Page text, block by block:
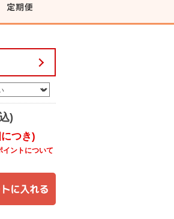
)
つき)
ントについて